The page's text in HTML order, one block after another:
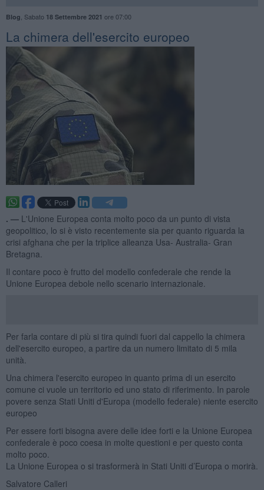
Blog Sabato 18 Settembre 2021 ore 07:00
La chimera dell'esercito europeo
. — L'Unione Europea conta molto poco da un punto di vista
geopolitico, lo si è visto recentemente sia per quanto riguarda la
crisi afghana che per la triplice alleanza Usa- Australia- Gran
Bretagna.
Il contare poco è frutto del modello confederale che rende la
Unione Europea debole nello scenario internazionale.
Per farla contare di più si tira quindi fuori dal cappello la chimera
dell'esercito europeo, a partire da un numero limitato di 5 mila
unità.
Una chimera l'esercito europeo in quanto prima di un esercito
comune ci vuole un territorio ed uno stato di riferimento. In parole
povere senza Stati Uniti d'Europa (modello federale) niente esercito
europeo
Per essere forti bisogna avere delle idee forti e la Unione Europea
confederale è poco coesa in molte questioni e per questo conta
molto poco.
La Unione Europea o si trasformerà in Stati Uniti d’Europa o morirà.
Salvatore Calleri